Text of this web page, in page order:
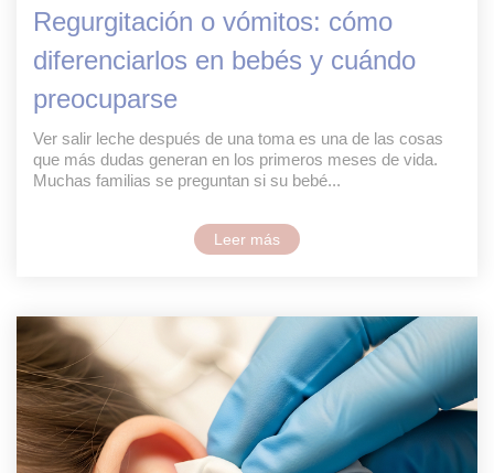
Regurgitación o vómitos: cómo
diferenciarlos en bebés y cuándo
preocuparse
Ver salir leche después de una toma es una de las cosas
que más dudas generan en los primeros meses de vida.
Muchas familias se preguntan si su bebé...
Leer más